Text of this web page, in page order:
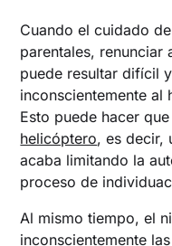
Cuando el cuidado
parentales, renunciar
puede resultar difícil
inconscientemente al
Esto puede hacer
helicóptero, es decir,
acaba limitando la
proceso de
Al mismo tiempo, el
inconscientemente